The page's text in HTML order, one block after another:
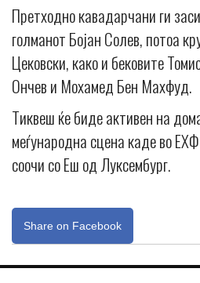
Претходно кавадарчани ги
голманот Бојан Солев, потоа
Цековски, како и бековите
Ончев и Мохамед Бен Махфуд.
Тиквеш ќе биде активен на
меѓународна сцена каде во
соочи со Еш од Луксембург.
Share on Facebook